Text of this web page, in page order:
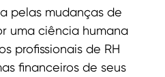
pelas mudanças de
uma ciência humana
profissionais de RH
financeiros de seus